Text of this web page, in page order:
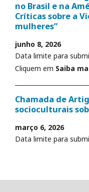
no Brasil e na
Críticas sobre a
mulheres”
junho 8, 2026
Data limite para
Cliquem em Saiba
Chamada de
socioculturais
março 6, 2026
Data limite para